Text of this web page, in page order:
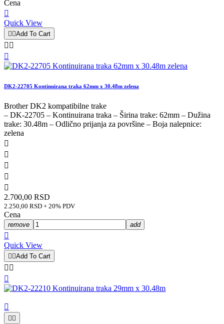
Cena

Quick View
 Add To Cart
 

DK2-22705 Kontinuirana traka 62mm x 30.48m zelena
Brother DK2 kompatibilne trake
– DK-22705 – Kontinuirana traka – Širina trake: 62mm – Dužina
trake: 30.48m – Odlično prijanja za površine – Boja nalepnice:
zelena





2.700,00 RSD
2.250,00 RSD + 20% PDV
Cena
remove add

Quick View
 Add To Cart
 


 